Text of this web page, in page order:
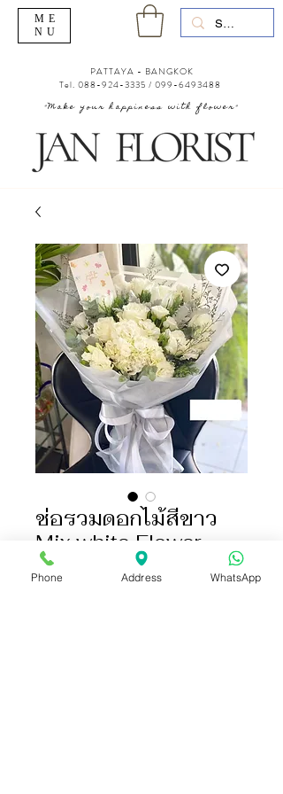
"Make your happiness with flower"
PATTAYA - BANGKOK
Tel. 088-924-3335 / 099-6493488
ME
NU
ช่อรวมดอกไม้สีขาว
Mix white Flower
฿2,500.00 ราคา
Phone Address WhatsApp